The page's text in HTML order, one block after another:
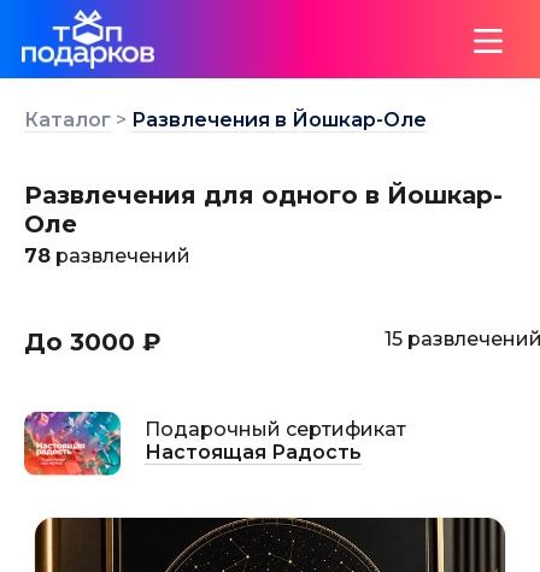
Каталог > Развлечения в Йошкар-Оле
Развлечения для одного в Йошкар-
Оле
78 развлечений
До 3000 ₽ 15
Подарочный сертификат
Настоящая Радость